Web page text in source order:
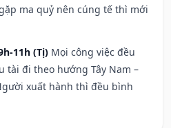
ma quỷ nên cúng tế thì mới
11h (Tị) Mọi công việc đều
tài đi theo hướng Tây Nam –
xuất hành thì đều bình